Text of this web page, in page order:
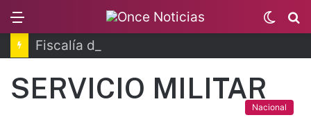
Switch
skin
SERVICIO MILITAR
Nacional